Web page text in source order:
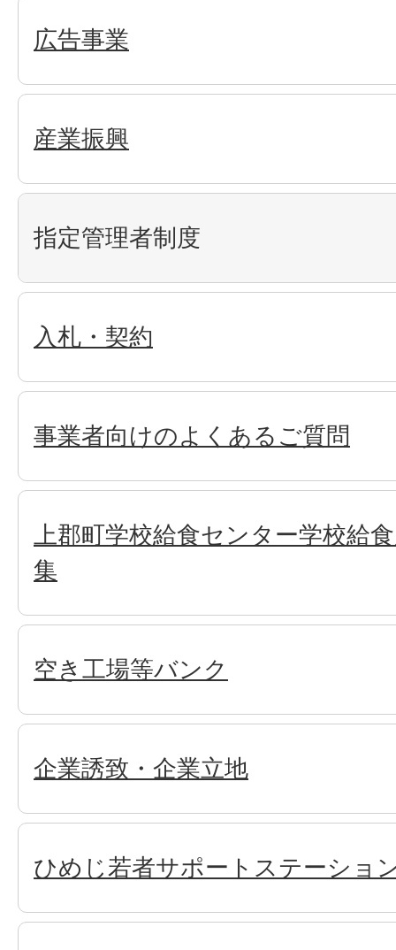
広告事業
産業振興
指定管理者制度
入札・契約
事業者向けのよくあるご質問
上郡町学校給食センター学校給
集
空き工場等バンク
企業誘致・企業立地
ひめじ若者サポートステーショ